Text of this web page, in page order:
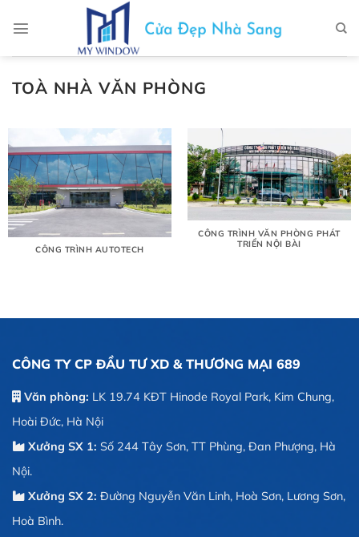
đến
TOÀ NHÀ VĂN PHÒNG
CÔNG TRÌNH AUTOTECH
CÔNG TRÌNH VĂN PHÒNG PHÁT
TRIỂN NỘI BÀI
CÔNG TY CP ĐẦU TƯ XD & THƯƠNG MẠI 689
Văn phòng: LK 19.74 KĐT Hinode Royal Park, Kim Chung,
Hoài Đức, Hà Nội
Xưởng SX 1: Số 244 Tây Sơn, TT Phùng, Đan Phượng, Hà
Nội.
Xưởng SX 2: Đường Nguyễn Văn Linh, Hoà Sơn, Lương Sơn,
Hoà Bình.